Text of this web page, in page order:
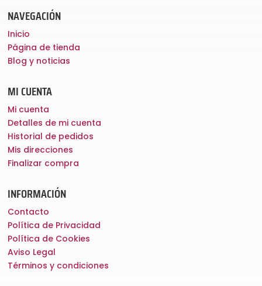
NAVEGACIÓN
Inicio
Página de tienda
Blog y noticias
MI CUENTA
Mi cuenta
Detalles de mi cuenta
Historial de pedidos
Mis direcciones
Finalizar compra
INFORMACIÓN
Contacto
Política de Privacidad
Política de Cookies
Aviso Legal
Términos y condiciones